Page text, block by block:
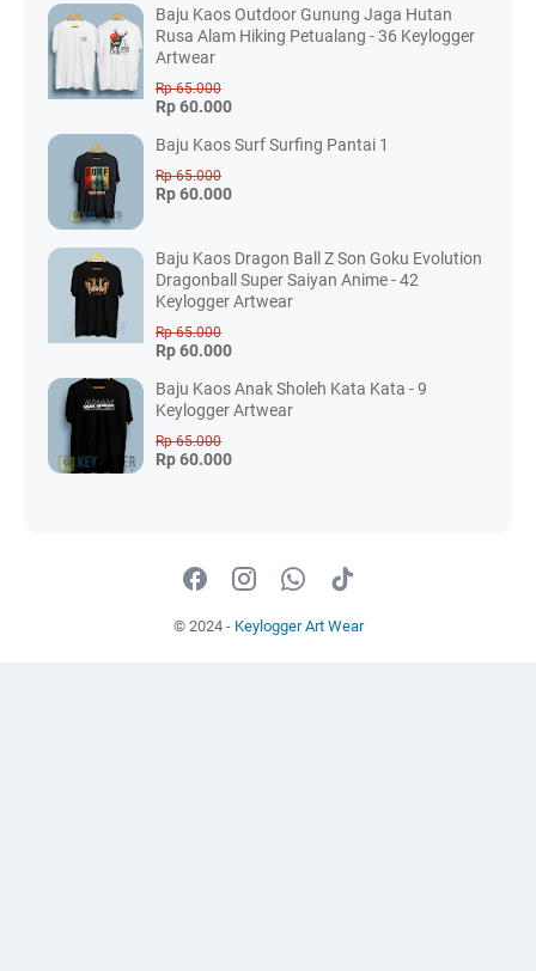
Baju Kaos Outdoor Gunung Jaga Hutan
Rusa Alam Hiking Petualang - 36 Keylogger
Artwear
Rp 65.000
Rp 60.000
Baju Kaos Surf Surfing Pantai 1
Rp 65.000
Rp 60.000
Baju Kaos Dragon Ball Z Son Goku Evolution
Dragonball Super Saiyan Anime - 42
Keylogger Artwear
Rp 65.000
Rp 60.000
Baju Kaos Anak Sholeh Kata Kata - 9
Keylogger Artwear
Rp 65.000
Rp 60.000
© 2024 - Keylogger Art Wear